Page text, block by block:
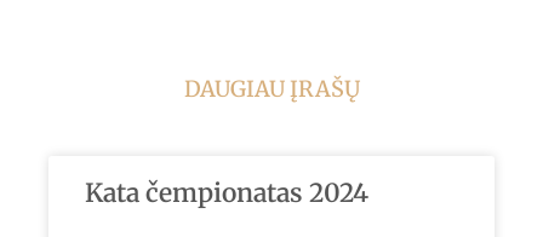
DAUGIAU ĮRAŠŲ
Kata čempionatas 2024